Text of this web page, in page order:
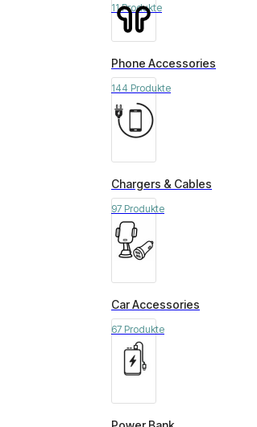
11 Produkte
Phone Accessories
144 Produkte
Chargers & Cables
97 Produkte
Car Accessories
67 Produkte